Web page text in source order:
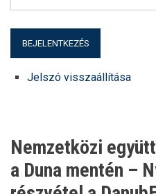
Jelszó visszaállítása
Nemzetközi
a Duna mentén –